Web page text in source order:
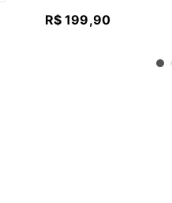
R$ 199,90